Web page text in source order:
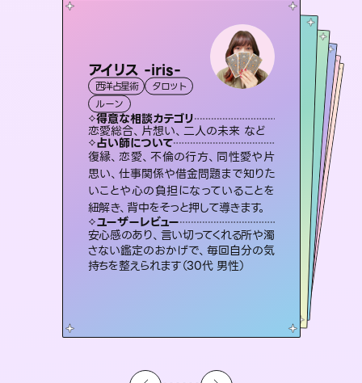
アイリス -iris-
西洋占星術
タロット
ルーン
得意な相談カテゴリ
恋愛総合、片想い、二人の未来 など
占い師について
復縁、恋愛、不倫の行方、同性愛や片
思い、仕事関係や借金問題まで知りた
いことや心の負担になっていることを
紐解き、背中をそっと押して導きます。
ユーザーレビュー
安心感のあり、言い切ってくれる所や濁
さない鑑定のおかげで、毎回自分の気
持ちを整えられます（30代 男性）
彗望（すいぼう）
霊視・オーラ 透視
スピリチュアル・リーディング
得意な相談カテゴリ
片想い、あの人の気持ち、復縁 など
占い師について
3,700年以上の歴史を持つ東洋最古の
占術「易占」で詳細まで占い、幸せへ向
かう道筋を示します。厳しい結果にも具
体的な対策をお伝えします。
ユーザーレビュー
複雑な背景もしっかり聞いて鑑定して
いただけました。気持ちが楽になりまし
た（50代 女性）
セラピスト理恵
霊視・オーラ
スピリチュアル・リーディング
得意な相談カテゴリ
片想い、二人の未来、年の差 など
占い師について
連絡再開、復縁、成就などの報告実績
多数。セラピストとして2万超の施術経
験があるからこそできる鑑定で、より良
い未来をサポートします。
ユーザーレビュー
とても心温まる鑑定でした。しかもこち
らは何も言っていないのに視えていらっ
しゃるんだなと驚きです（30代女性）
未来視師＊花
霊視・オーラ
スピリチュアル・リーディング
得意な相談カテゴリ
出逢い、片想い、復縁 など
占い師について
未来には何パターンもの選択肢があります。不安で視えにくくなっているあなたの素敵な未来を見つけ、その未来を選択できるようアドバイスします。
ユーザーレビュー
職場の人の性質や人間関係、本心など
本当によく視えていてびっくり。対策が
打てて前向きになれます（40代）
桃源珠羽
スピリチュアル・リーディング
得意な相談カテゴリ
片想い、あの人の気持ち、復縁 など
占い師について
恋愛のお悩みの中でも特に「曖昧な関
係」の相談を得意としており、友達以上
恋人未満なお相手との今後や本音を丁
寧に読み解き恋愛成就へと導きます。
ユーザーレビュー
鑑定していただいてアドバイス通りに行
動すると仲が復活してきました。ありが
とうございました（40代 女性）
おう 霊感オラクル
霊視・オーラ
オラクルカード
得意な相談カテゴリ
恋愛総合、あの人の気持ち など
占い師について
霊視×オラクルカードを使って「今」と
「未来」そして「気になるあの人の気持
ち」まで丁寧に読み解き、恋や人生のヒ
ントを優しく引き出します。
ユーザーレビュー
不安な気持ちが嘘みたいに晴れまし
た…！よく視えていらっしゃるんだなと
感じました（40代 女性）